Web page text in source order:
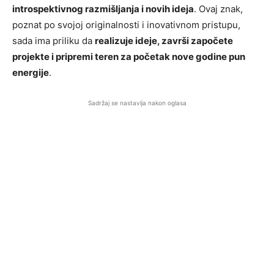
introspektivnog razmišljanja i novih ideja. Ovaj znak,
poznat po svojoj originalnosti i inovativnom pristupu,
sada ima priliku da realizuje ideje, završi započete
projekte i pripremi teren za početak nove godine pun
energije.
Sadržaj se nastavlja nakon oglasa